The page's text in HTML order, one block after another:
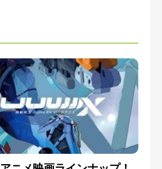
ナーのもと、一生に一度しか
ラシック三冠レース』に挑
のライバルたちだった。 ひた
に努力を続ける、ダンツフレ
えない『お友だち』を追いか
タンカフェ。 そして、ウマ娘
めるマッドサイエンティス
ン―― 自らの誇りと、意地
マ娘たち。 熱く激しいその